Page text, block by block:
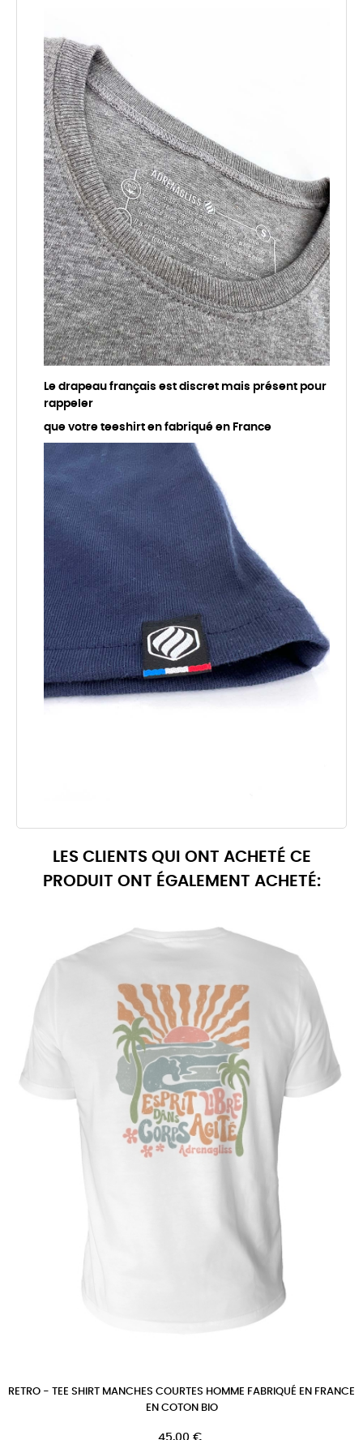
Le drapeau français est discret mais présent pour
rappeler
que votre teeshirt en fabriqué en France
LES CLIENTS QUI ONT ACHETÉ CE
PRODUIT ONT ÉGALEMENT ACHETÉ:
RETRO - TEE SHIRT MANCHES COURTES HOMME FABRIQUÉ EN FRANCE
EN COTON BIO
Prix
45,00 €